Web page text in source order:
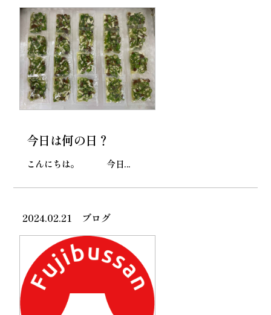
今日は何の日？
こんにちは。 今日...
2024.02.21 ブログ